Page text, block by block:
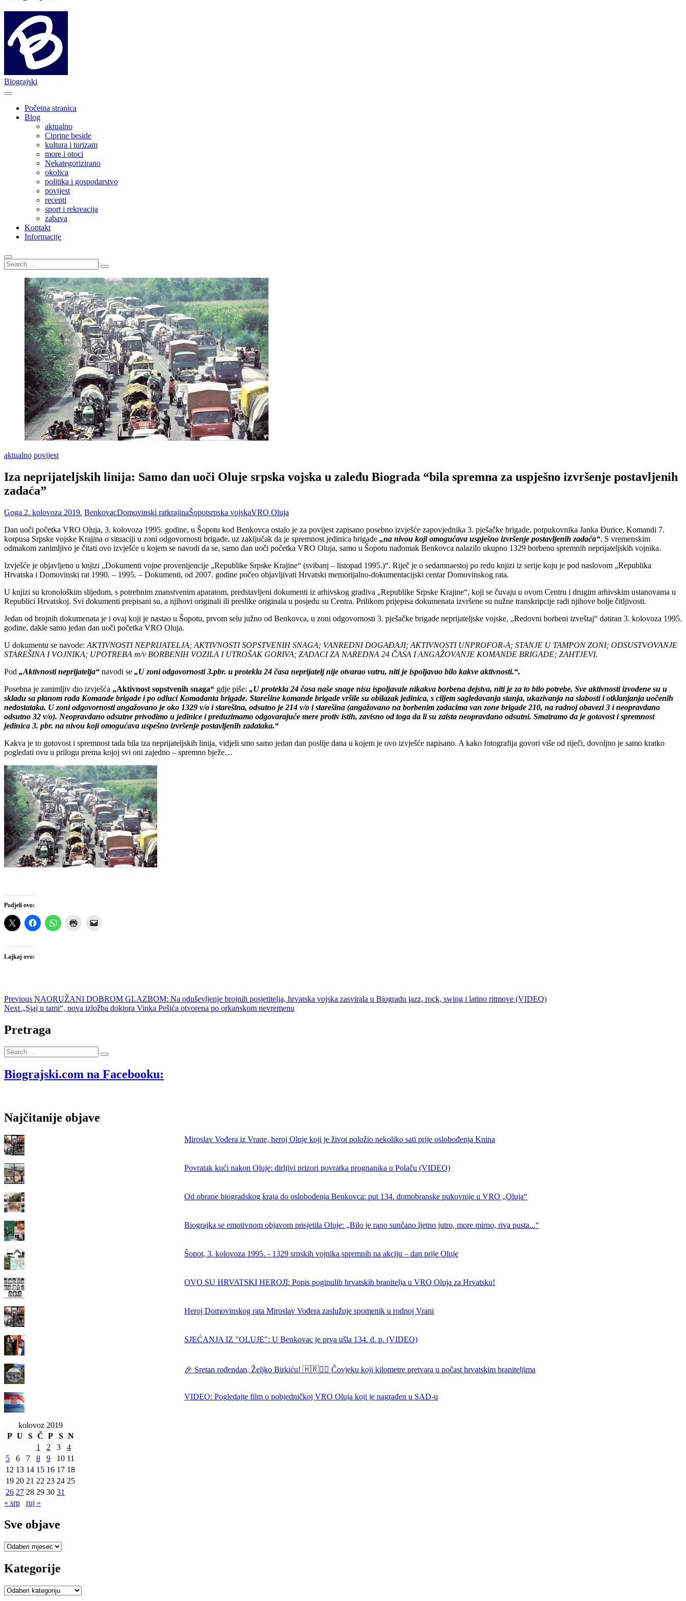
Biograjski
Početna stranica
Blog
aktualno
Ciprine beside
kultura i turizam
more i otoci
Nekategorizirano
okolica
politika i gospodarstvo
povijest
recepti
sport i rekreacija
zabava
Kontakt
Informacije
Search
…
aktualno povijest
Iza neprijateljskih linija: Samo dan uoči Oluje srpska vojska u zaleđu Biograda “bila spremna za uspješno izvršenje postavljenih
zadaća”
Goga 2. kolovoza 2019. BenkovacDomovinski ratkrajinaŠopotsrpska vojskaVRO Oluja
Dan uoči početka VRO Oluja, 3. kolovoza 1995. godine, u Šopotu kod Benkovca ostalo je za povijest zapisano posebno izvješće zapovjednika 3. pješačke brigade, potpukovnika Janka Đurice, Komandi 7.
korpusa Srpske vojske Krajina o situaciji u zoni odgovornosti brigade, uz zaključak da je spremnost jedinica brigade „na nivou koji omogućava uspješno izvršenje postavljenih zadaća“. S vremenskim
odmakom zanimljivo je čitati ovo izvješće u kojem se navodi da se, samo dan uoči početka VRO Oluja, samo u Šopotu nadomak Benkovca nalazilo ukupno 1329 borbeno spremnih neprijateljskih vojnika.
Izvješće je objavljeno u knjizi „Dokumenti vojne provenijencije „Republike Srpske Krajine“ (svibanj – listopad 1995.)“. Riječ je o sedamnaestoj po redu knjizi iz serije koju je pod naslovom „Republika
Hrvatska i Domovinski rat 1990. – 1995. – Dokumenti, od 2007. godine počeo objavljivati Hrvatski memorijalno-dokumentacijski centar Domovinskog rata.
U knjizi su kronološkim slijedom, s potrebnim znanstvenim aparatom, predstavljeni dokumenti iz arhivskog gradiva „Republike Srpske Krajine“, koji se čuvaju u ovom Centru i drugim arhivskim ustanovama u
Republici Hrvatskoj. Svi dokumenti prepisani su, a njihovi originali ili preslike originala u posjedu su Centra. Prilikom prijepisa dokumenata izvršene su nužne transkripcije radi njihove bolje čitljivosti.
Jedan od brojnih dokumenata je i ovaj koji je nastao u Šopotu, prvom selu južno od Benkovca, u zoni odgovornosti 3. pješačke brigade neprijateljske vojske, „Redovni borbeni izveštaj“ datiran 3. kolovoza 1995.
godine, dakle samo jedan dan uoči početka VRO Oluja.
U dokumentu se navode: AKTIVNOSTI NEPRIJATELJA; AKTIVNOSTI SOPSTVENIH SNAGA; VANREDNI DOGAĐAJI; AKTIVNOSTI UNPROFOR-A; STANJE U TAMPON ZONI; ODSUSTVOVANJE
STAREŠINA I VOJNIKA; UPOTREBA m/v BORBENIH VOZILA I UTROŠAK GORIVA; ZADACI ZA NAREDNA 24 ČASA I ANGAŽOVANJE KOMANDE BRIGADE; ZAHTJEVI.
Pod „Aktivnosti neprijatelja“ navodi se „U zoni odgovornosti 3.pbr. u protekla 24 časa neprijatelj nije otvarao vatru, niti je ispoljavao bilo kakve aktivnosti.“.
Posebna je zanimljiv dio izvješća „Aktivnost sopstvenih snaga“ gdje piše: „U protekla 24 časa naše snage nisu ispoljavale nikakva borbena dejstva, niti je za to bilo potrebe. Sve aktivnosti izvođene su u
skladu sa planom rada Komande brigade i po odluci Komadanta brigade. Starešine komande brigade vršile su obilazak jedinica, s ciljem sagledavanja stanja, ukazivanja na slabosti i otklanjanja uočenih
nedostataka. U zoni odgovornosti angažovano je oko 1329 v/o i starešina, odsutno je 214 v/o i starešina (angažovano na borbenim zadacima van zone brigade 210, na radnoj obavezi 3 i neopravdano
odsutno 32 v/o). Neopravdano odsutne privodimo u jedinice i preduzimamo odgovarajuće mere protiv istih, zavisno od toga da li su zaista neopravdano odsutni. Smatramo da je gotovost i spremnost
jedinica 3. pbr. na nivou koji omogućava uspešno izvršenje postavljenih zadataka.“
Kakva je to gotovost i spremnost tada bila iza neprijateljskih linija, vidjeli smo samo jedan dan poslije dana u kojem je ovo izvješće napisano. A kako fotografija govori više od riječi, dovoljno je samo kratko
pogledati ovu u prilogu prema kojoj svi oni zajedno – spremno bježe…
Podjeli ovo:
Lajkaj ovo:
Navigacija
objava
Previous Previous
post:
NAORUŽANI DOBROM GLAZBOM: Na oduševljenje brojnih posjetitelja, hrvatska vojska zasvirala u Biogradu jazz, rock, swing i latino ritmove (VIDEO)
Next
Next
„Sjaj u tami“, nova izložba doktora Vinka Pešića otvorena po orkanskom nevremenu
Pretraga
Search
…
Biograjski.com na Facebooku:
Najčitanije objave
Miroslav Vođera iz Vrane, heroj Oluje koji je život položio nekoliko sati prije oslobođenja Knina
Povratak kući nakon Oluje: dirljivi prizori povratka prognanika u Polaču (VIDEO)
Od obrane biogradskog kraja do oslobođenja Benkovca: put 134. domobranske pukovnije u VRO „Oluja“
Biograjka se emotivnom objavom prisjetila Oluje: „Bilo je rano sunčano ljetno jutro, more mirno, riva pusta...“
Šopot, 3. kolovoza 1995. - 1329 srpskih vojnika spremnih na akciju – dan prije Oluje
OVO SU HRVATSKI HEROJI: Popis poginulih hrvatskih branitelja u VRO Oluja za Hrvatsku!
Heroj Domovinskog rata Miroslav Vođera zaslužuje spomenik u rodnoj Vrani
SJEĆANJA IZ "OLUJE": U Benkovac je prva ušla 134. d. p. (VIDEO)
🎉 Sretan rođendan, Željko Birkiću! 🇭🇷🏃‍♂️ Čovjeku koji kilometre pretvara u počast hrvatskim braniteljima
VIDEO: Pogledajte film o pobjedničkoj VRO Oluja koji je nagrađen u SAD-u
kolovoz 2019
P U S Č P S N
1
2 3
4
5
6 7 8 9 10 11
12 13 14 15 16 17 18
19 20 21 22 23 24 25
26 27 28 29 30 31
« srp
ruj »
Sve objave
Sve
Kategorije
Kategorije